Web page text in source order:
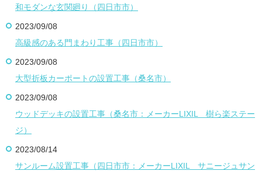
和モダンな玄関廻り（四日市市）
2023/09/08
高級感のある門まわり工事（四日市市）
2023/09/08
大型折板カーポートの設置工事（桑名市）
2023/09/08
ウッドデッキの設置工事（桑名市：メーカーLIXIL 樹ら楽ステー
ジ）
2023/08/14
サンルーム設置工事（四日市市：メーカーLIXIL サニージュサン